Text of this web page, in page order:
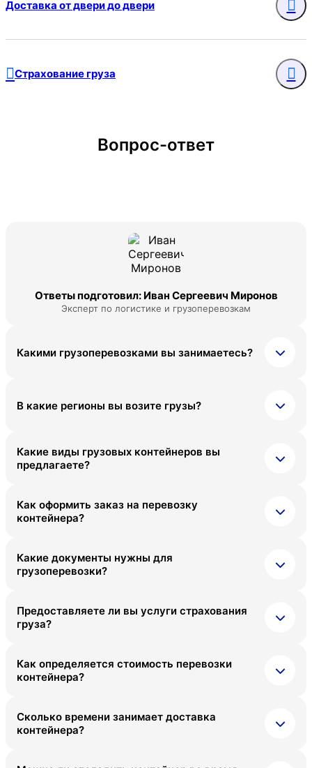
Доставка от двери до двери
Страхование груза
Вопрос-ответ
Ответы подготовил: Иван Сергеевич Миронов
Эксперт по логистике и грузоперевозкам
Какими грузоперевозками вы занимаетесь?
В какие регионы вы возите грузы?
Какие виды грузовых контейнеров вы
предлагаете?
Как оформить заказ на перевозку
контейнера?
Какие документы нужны для
грузоперевозки?
Предоставляете ли вы услуги страхования
груза?
Как определяется стоимость перевозки
контейнера?
Сколько времени занимает доставка
контейнера?